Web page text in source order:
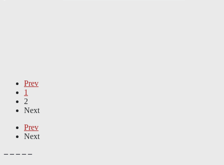
Prev
1
2
Next
Prev
Next
– – – – –